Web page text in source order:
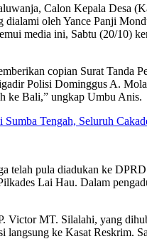
Calon Kepala Desa
dialami oleh Yance Panji
media ini, Sabtu (20/10)
copian Surat Tanda
Polisi Dominggus A.
ke Bali,” ungkap Umbu Anis.
Sumba Tengah, Seluruh
telah pula diadukan ke
Lai Hau. Dalam
Victor MT. Silalahi, yang
langsung ke Kasat Reskrim.